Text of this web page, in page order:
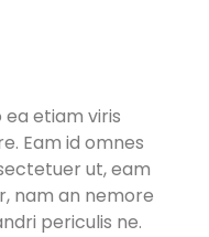
etiam viris
Eam id omnes
ut, eam
nam an nemore
periculis ne.